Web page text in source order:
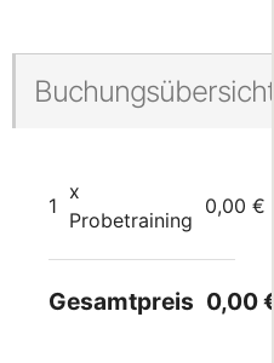
Buchungsübersicht
1
x
Probetraining
0,00 €
Gesamtpreis 0,00 €